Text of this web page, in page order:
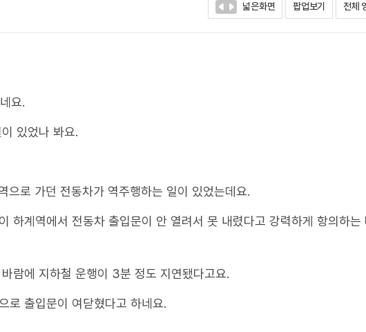
넓은화면 팝업보기 전체
요.
있었나 봐요.
으로 가던 전동차가 역주행하는 일이 있었는데요.
하계역에서 전동차 출입문이 안 열려서 못 내렸다고 강력하게 항의하는
람에 지하철 운행이 3분 정도 지연됐다고요.
로 출입문이 여닫혔다고 하네요.